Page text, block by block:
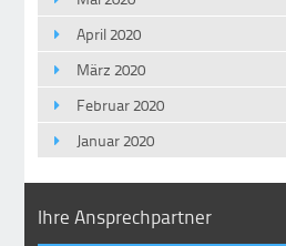
April 2020
März 2020
Februar 2020
Januar 2020
Ihre Ansprechpartner